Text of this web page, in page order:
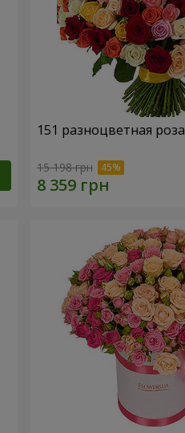
151 разноцветная роза
15 198 грн